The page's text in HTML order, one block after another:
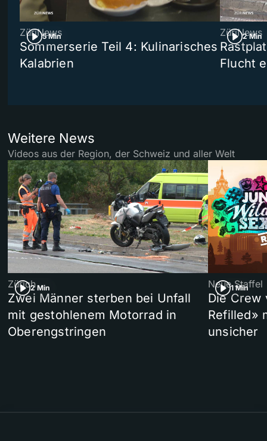
5 Min
ZüriNews
Sommerserie Teil 4: Kulinarisches
Kalabrien
2 Min
ZüriNews
Flucht
Weitere News
Videos aus der Region, der Schweiz und aller Welt
2 Min
Zürich
Zwei Männer sterben bei Unfall
mit gestohlenem Motorrad in
Oberengstringen
1 Min
Neue Staffel
Die Crew
Refilled»
unsicher